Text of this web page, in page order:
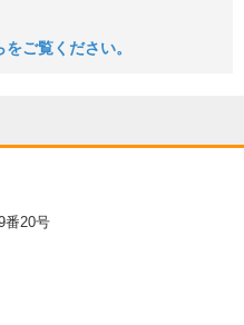
ご覧ください。
番20号